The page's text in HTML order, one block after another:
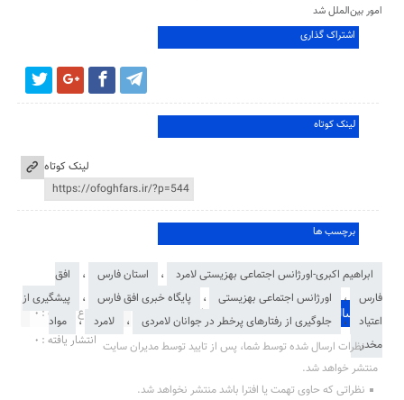
امور بین‌الملل شد
اشتراک گذاری
لینک کوتاه
لینک کوتاه
برچسب ها
ابراهیم اکبری-اورژانس اجتماعی بهزیستی لامرد ، استان فارس ،
افق
فارس ، اورژانس اجتماعی بهزیستی ، پایگاه خبری افق فارس ،
پیشگیری از
اعتیاد ، جلوگیری از رفتارهای پرخطر در جوانان لامردی ، لامرد ،
مواد
مخدر
ارسال نظر شما مجموع نظرات : 0
در انتظار بررسی : 0
انتشار یافته : ۰ نظرات ارسال شده توسط شما، پس از تایید توسط مدیران سایت
منتشر خواهد شد.
نظراتی که حاوی تهمت یا افترا باشد منتشر نخواهد شد.